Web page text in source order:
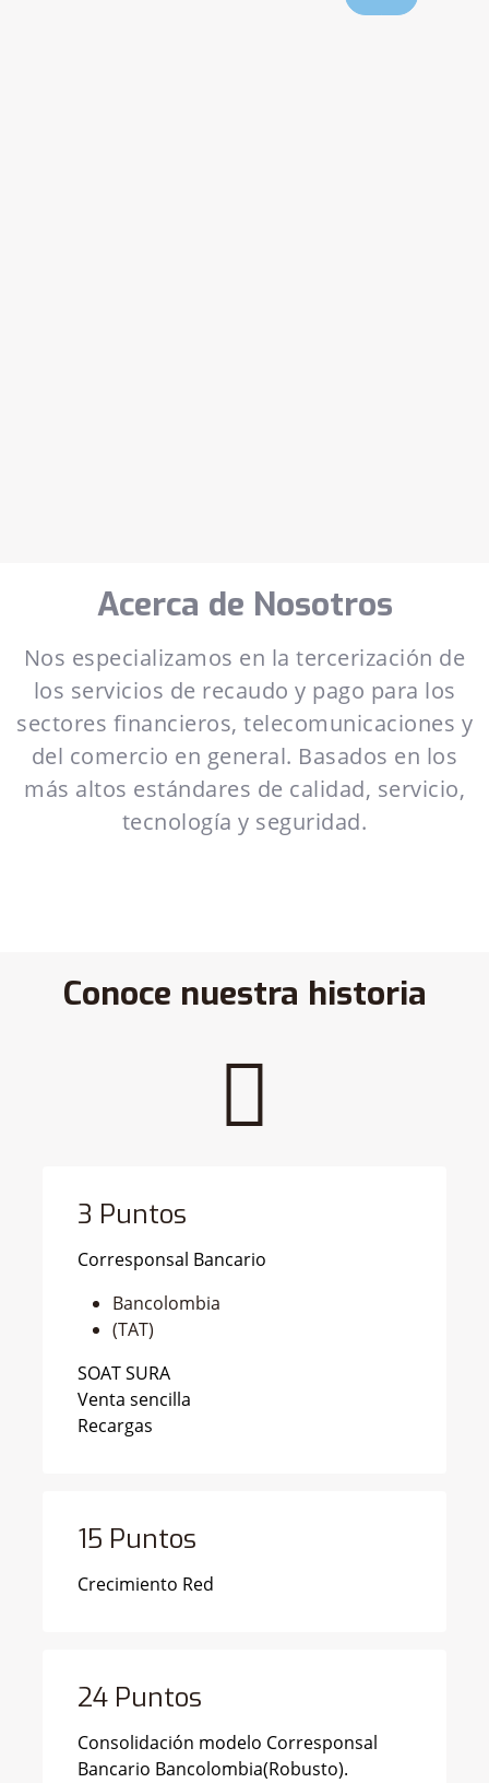
Acerca de Nosotros
Nos especializamos en la tercerización de
los servicios de recaudo y pago para los
sectores financieros, telecomunicaciones y
del comercio en general. Basados en los
más altos estándares de calidad, servicio,
tecnología y seguridad.
Conoce nuestra historia
3 Puntos
Corresponsal Bancario
Bancolombia
(TAT)
SOAT SURA
Venta sencilla
Recargas
15 Puntos
Crecimiento Red
24 Puntos
Consolidación modelo Corresponsal
Bancario Bancolombia(Robusto).